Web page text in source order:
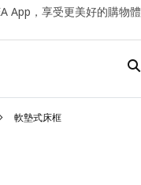
軟墊式床框
App，享受更美好的購物體